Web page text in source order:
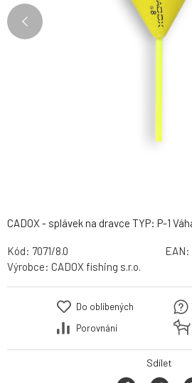
CADOX - splávek na dravce TYP: P-1
Kód: 7071/8.0 EAN:
Výrobce: CADOX fishing s.r.o.
Do oblíbených
Porovnání
Sdílet